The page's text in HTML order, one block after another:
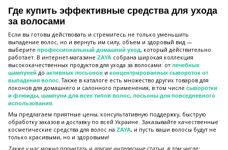
Где купить эффективные средства для ухода
за волосами
Если вы готовы действовать и стремитесь не только уменьшить
выпадение волос, но и вернуть им силу, объем и здоровый вид —
выберите профессиональный домашний уход, который действительно
работает. В интернет-магазине ZAYA собрана широкая коллекция
высококачественных продуктов для ухода за волосами: от лечебных
шампуней до активных лосьонов и концентрированных сывороток от
выпадения волос. Также в каталоге есть множество других товаров для
локонов для домашнего и салонного применения, в том числе сыворотки
и флюиды, шампуни для всех типов волос, лосьоны для повседневного
использования.
Мы предлагаем приятные цены, консультативную поддержку, быструю
обработку заказов и доставку по всей Украине. Заказывайте качественные
косметические средства для волос на ZAYA, и пусть ваши волосы будут не
только красивыми, но и здоровыми!
Также у нас можно прочитать и другие интересные статьи, в том числе: